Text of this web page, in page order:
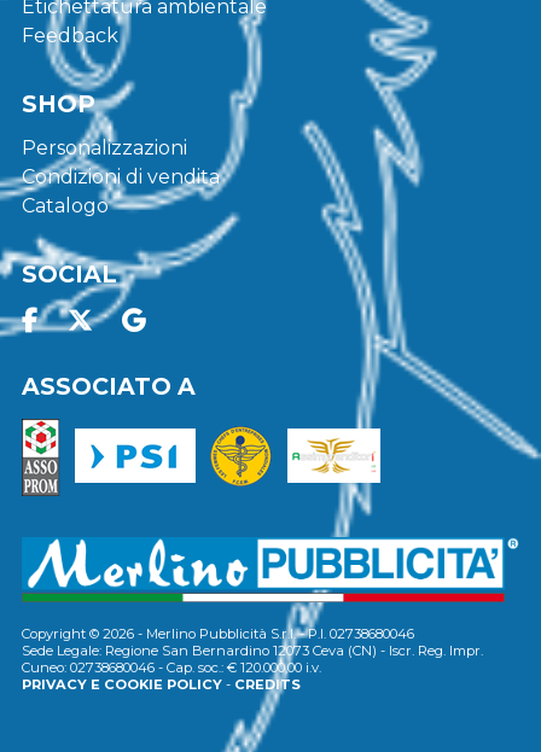
Etichettatura ambientale
Feedback
SHOP
Personalizzazioni
Condizioni di vendita
Catalogo
SOCIAL
ASSOCIATO A
Copyright © 2026 - Merlino Pubblicità S.r.l. - P.I. 02738680046
Sede Legale: Regione San Bernardino 12073 Ceva (CN) - Iscr. Reg. Impr.
Cuneo: 02738680046 - Cap. soc.: € 120.000,00 i.v.
PRIVACY E COOKIE POLICY- CREDITS